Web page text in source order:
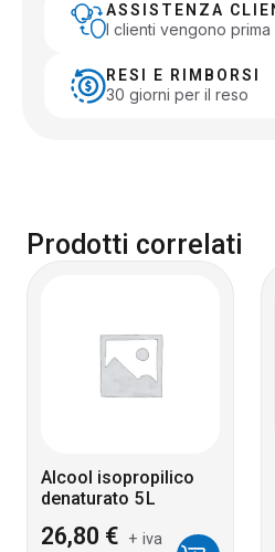
ASSISTENZA
I clienti vengono prima
RESI E RIMBORSI
30 giorni per il reso
Prodotti correlati
Alcool isopropilico
denaturato 5 L
26,80 € + iva